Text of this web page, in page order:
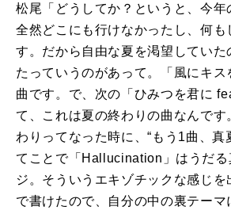
松尾「どうしてか？というと、今年
全然どこにも行けなかったし、何も
す。だから自由な夏を渇望していた
たっていうのがあって。「風にキ
曲です。で、次の「ひみつを君に
て、これは夏の終わりの曲なんです
わりってなった時に、“もう 1曲、真
てことで「 Hallucination 」はうだ
ジ。そういうエキゾチックな感じを
で書けたので、自分の中の裏テーマ